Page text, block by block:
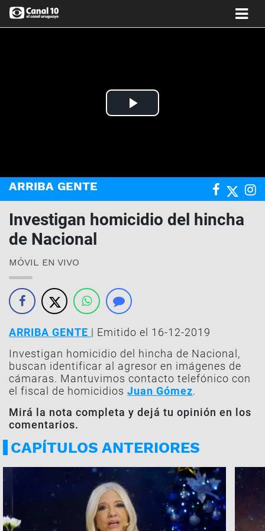
Play
ARRIBA GENTE
Investigan homicidio del hincha
de Nacional
MÓVIL EN VIVO
ARRIBA GENTE | Emitido el 16-12-2019
Investigan homicidio del hincha de Nacional,
buscan identificar al agresor en imágenes de
cámaras. Mantuvimos contacto telefónico con
el fiscal de homicidios Juan Gómez.
Mirá la nota completa y dejá tu opinión en los
comentarios.
CAPÍTULOS ANTERIORES